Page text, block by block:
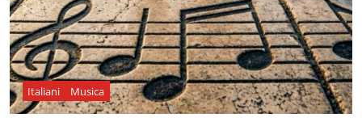
Italiani Musica